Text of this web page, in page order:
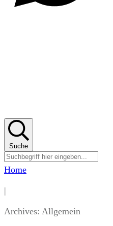
Suche
Home
|
Archives: Allgemein